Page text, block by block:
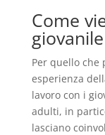
Come
Per quello che
esperienza
lavoro con i
adulti, in
lasciano